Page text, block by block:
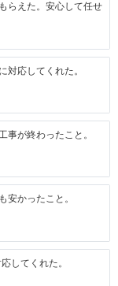
らえた。安心して任せ
対応してくれた。
事が終わったこと。
安かったこと。
してくれた。